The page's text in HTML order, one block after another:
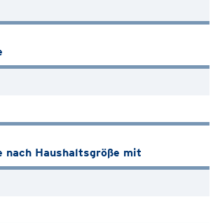
nach Haushaltsgröße mit